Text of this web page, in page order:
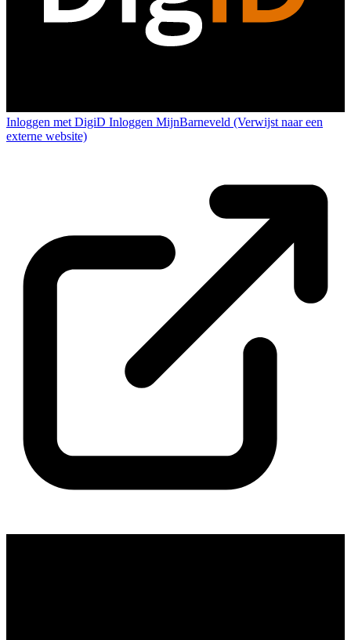
Inloggen met DigiD Inloggen MijnBarneveld (Verwijst naar een
externe website)